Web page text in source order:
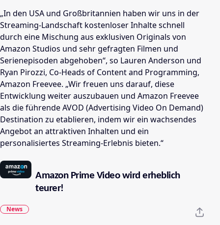
„In den USA und Großbritannien haben wir uns in der
Streaming-Landschaft kostenloser Inhalte schnell
durch eine Mischung aus exklusiven Originals von
Amazon Studios und sehr gefragten Filmen und
Serienepisoden abgehoben“, so Lauren Anderson und
Ryan Pirozzi, Co-Heads of Content and Programming,
Amazon Freevee. „Wir freuen uns darauf, diese
Entwicklung weiter auszubauen und Amazon Freevee
als die führende AVOD (Advertising Video On Demand)
Destination zu etablieren, indem wir ein wachsendes
Angebot an attraktiven Inhalten und ein
personalisiertes Streaming-Erlebnis bieten.“
Amazon Prime Video wird erheblich
teurer!
News